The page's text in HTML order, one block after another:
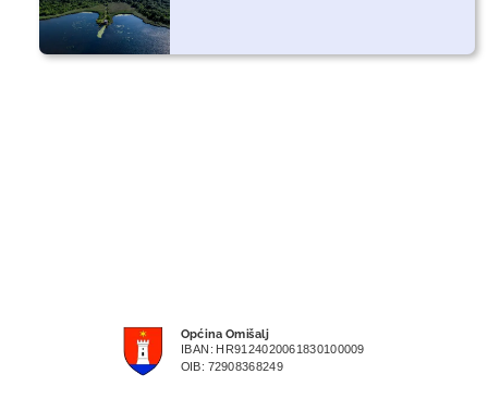
Općina Omišalj
IBAN: HR9124020061830100009
OIB: 72908368249